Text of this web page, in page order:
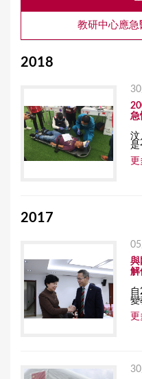
教研中心應急
2018
急
汶
是
2017
與
解
變